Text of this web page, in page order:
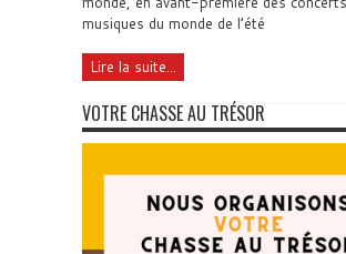
musiques du monde de l’été
Lire la suite...
VOTRE CHASSE AU TRÉSOR